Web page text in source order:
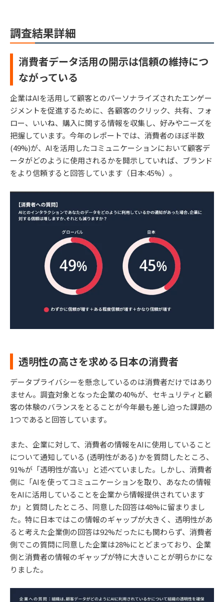
調査結果詳細
消費者データ活用の開示は信頼の維持につ
ながっている
企業はAIを活用して顧客とのパーソナライズされたエンゲー
ジメントを促進するために、各顧客のクリック、共有、フォ
ロー、いいね、購入に関する情報を収集し、好みやニーズを
把握しています。今年のレポートでは、消費者のほぼ半数
(49%)が、AIを活用したコミュニケーションにおいて顧客デ
ータがどのように使用されるかを開示していれば、ブランド
をより信頼すると回答しています（日本:45%）。
透明性の高さを求める日本の消費者
データプライバシーを懸念しているのは消費者だけではあり
ません。調査対象となった企業の40%が、セキュリティと顧
客の体験のバランスをとることが今年最も差し迫った課題の
1つであると回答しています。
また、企業に対して、消費者の情報をAIに使用していること
について通知している (透明性がある) かを質問したところ、
91%が「透明性が高い」と述べていました。しかし、消費者
側に「AIを使ってコミュニケーションを取り、あなたの情報
をAIに活用していることを企業から情報提供されています
か」と質問したところ、同意した回答は48%に留まりまし
た。特に日本ではこの情報のギャップが大きく、透明性があ
ると考えた企業側の回答は92%だったにも関わらず、消費者
側でこの質問に同意した企業は28%にとどまっており、企業
側と消費者の情報のギャップが特に大きいことが明らかにな
りました。